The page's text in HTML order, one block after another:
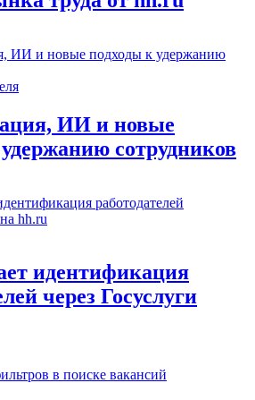
ИИ и новые
сотрудников
идентификация
через Госуслуги